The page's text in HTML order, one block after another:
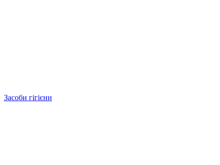
Засоби гігієни